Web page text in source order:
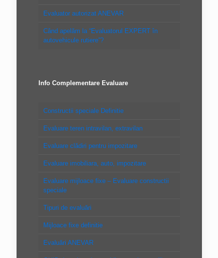
Evaluator autorizat ANEVAR
Când apelăm la “Evaluatorul EXPERT în
autovehicule rutiere”?
Info Complementare Evaluare
Constructii speciale Definitie
Evaluare teren intravilan, extravilan
Evaluare clădiri pentru impozitare
Evaluare imobiliara, auto, impozitare
Evaluare mijloace fixe – Evaluare constructii
speciale
Tipuri de evaluări
Mijloace fixe definitie
Evaluări ANEVAR